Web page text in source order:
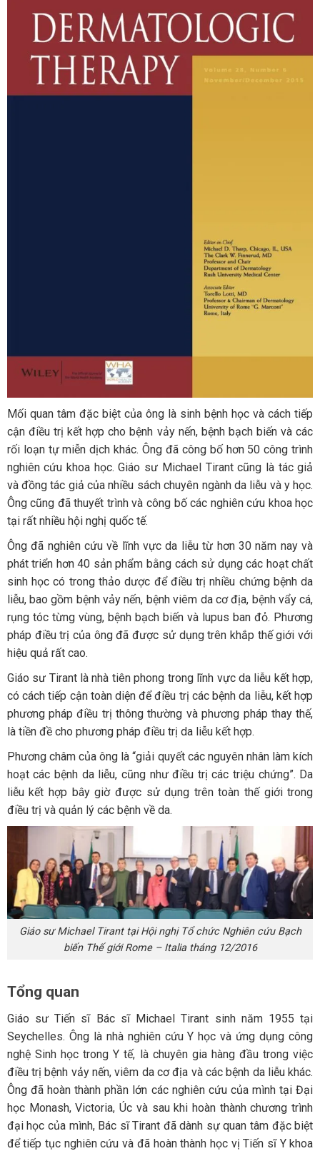
Mối quan tâm đặc biệt của ông là sinh bệnh học và cách tiếp
cận điều trị kết hợp cho bệnh vảy nến, bệnh bạch biến và các
rối loạn tự miễn dịch khác. Ông đã công bố hơn 50 công trình
nghiên cứu khoa học. Giáo sư Michael Tirant cũng là tác giả
và đồng tác giả của nhiều sách chuyên ngành da liễu và y học.
Ông cũng đã thuyết trình và công bố các nghiên cứu khoa học
tại rất nhiều hội nghị quốc tế.
Ông đã nghiên cứu về lĩnh vực da liễu từ hơn 30 năm nay và
phát triển hơn 40 sản phẩm bằng cách sử dụng các hoạt chất
sinh học có trong thảo dược để điều trị nhiều chứng bệnh da
liễu, bao gồm bệnh vảy nến, bệnh viêm da cơ địa, bệnh vẩy cá,
rụng tóc từng vùng, bệnh bạch biến và lupus ban đỏ. Phương
pháp điều trị của ông đã được sử dụng trên khắp thế giới với
hiệu quả rất cao.
Giáo sư Tirant là nhà tiên phong trong lĩnh vực da liễu kết hợp,
có cách tiếp cận toàn diện để điều trị các bệnh da liễu, kết hợp
phương pháp điều trị thông thường và phương pháp thay thế,
là tiền đề cho phương pháp điều trị da liễu kết hợp.
Phương châm của ông là “giải quyết các nguyên nhân làm kích
hoạt các bệnh da liễu, cũng như điều trị các triệu chứng”. Da
liễu kết hợp bây giờ được sử dụng trên toàn thế giới trong
điều trị và quản lý các bệnh về da.
Giáo sư Michael Tirant tại Hội nghị Tổ chức Nghiên cứu Bạch
biến Thế giới Rome – Italia tháng 12/2016
Tổng quan
Giáo sư Tiến sĩ Bác sĩ Michael Tirant sinh năm 1955 tại
Seychelles. Ông là nhà nghiên cứu Y học và ứng dụng công
nghệ Sinh học trong Y tế, là chuyên gia hàng đầu trong việc
điều trị bệnh vảy nến, viêm da cơ địa và các bệnh da liễu khác.
Ông đã hoàn thành phần lớn các nghiên cứu của mình tại Đại
học Monash, Victoria, Úc và sau khi hoàn thành chương trình
đại học của mình, Bác sĩ Tirant đã dành sự quan tâm đặc biệt
để tiếp tục nghiên cứu và đã hoàn thành học vị Tiến sĩ Y khoa